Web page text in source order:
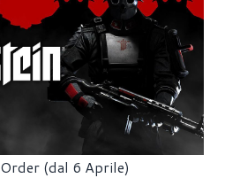
(dal 6 Aprile)